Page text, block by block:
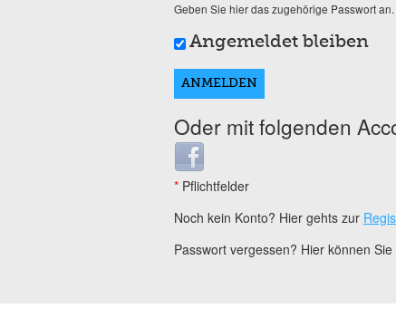
Geben Sie hier das zugehörige Passwort an.
Angemeldet bleiben
Oder mit folgenden
Login with Facebook
* Pflichtfelder
Noch kein Konto? Hier gehts zur
Passwort vergessen? Hier können